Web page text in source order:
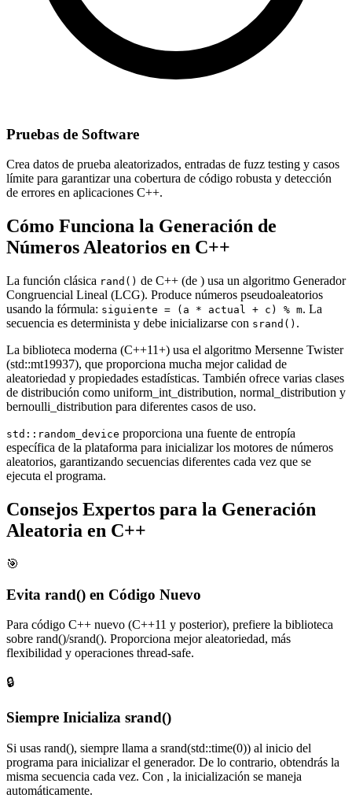
Pruebas de Software
Crea datos de prueba aleatorizados, entradas de fuzz testing y casos
límite para garantizar una cobertura de código robusta y detección
de errores en aplicaciones C++.
Cómo Funciona la Generación de
Números Aleatorios en C++
La función clásica rand() de C++ (de ) usa un algoritmo Generador
Congruencial Lineal (LCG). Produce números pseudoaleatorios
usando la fórmula: siguiente = (a * actual + c) % m. La
secuencia es determinista y debe inicializarse con srand() .
La biblioteca moderna (C++11+) usa el algoritmo Mersenne Twister
(std::mt19937), que proporciona mucha mejor calidad de
aleatoriedad y propiedades estadísticas. También ofrece varias clases
de distribución como uniform_int_distribution, normal_distribution y
bernoulli_distribution para diferentes casos de uso.
std::random_device proporciona una fuente de entropía
específica de la plataforma para inicializar los motores de números
aleatorios, garantizando secuencias diferentes cada vez que se
ejecuta el programa.
Consejos Expertos para la Generación
Aleatoria en C++
🎯
Evita rand() en Código Nuevo
Para código C++ nuevo (C++11 y posterior), prefiere la biblioteca
sobre rand()/srand(). Proporciona mejor aleatoriedad, más
flexibilidad y operaciones thread-safe.
🔒
Siempre Inicializa srand()
Si usas rand(), siempre llama a srand(std::time(0)) al inicio del
programa para inicializar el generador. De lo contrario, obtendrás la
misma secuencia cada vez. Con , la inicialización se maneja
automáticamente.